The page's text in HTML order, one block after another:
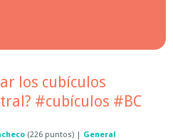
los cubículos
#cubículos #BC
(226 puntos) | General